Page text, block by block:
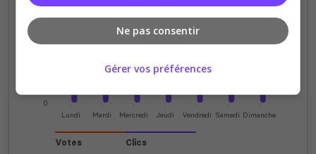
0
Lundi Mardi Mercredi Jeudi Vendredi Samedi Dimanche
Votes Clics
Ne pas consentir
Gérer vos préférences